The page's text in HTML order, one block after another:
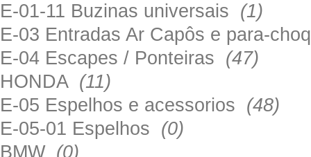
E-01-11 Buzinas universais (1)
E-03 Entradas Ar Capôs e para-
E-04 Escapes / Ponteiras (47)
HONDA (11)
E-05 Espelhos e acessorios (48)
E-05-01 Espelhos (0)
BMW (0)